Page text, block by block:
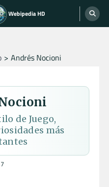
Webipedia HD
Andrés Nocioni
de Juego,
más